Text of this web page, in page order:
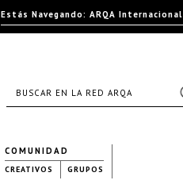
COMUNIDAD
CREATIVOS GRUPOS
Estás Navegando: ARQA Internacional